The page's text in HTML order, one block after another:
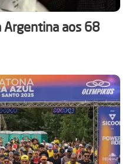
Argentina aos 68